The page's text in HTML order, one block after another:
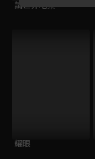
請世界吃桌
耀眼